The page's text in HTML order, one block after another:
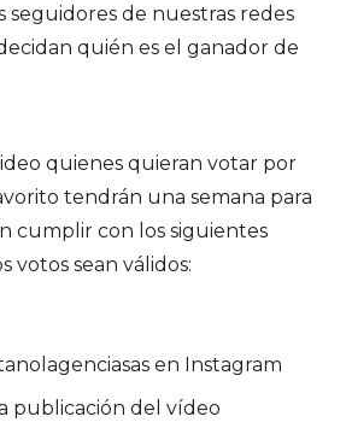
seguidores de nuestras redes
quién es el ganador de
quienes quieran votar por
tendrán una semana para
cumplir con los siguientes
votos sean válidos:
en Instagram
publicación del vídeo